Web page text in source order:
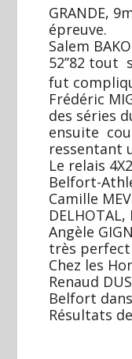
GRANDE,
épreuve.
Salem
52’’82 tout
fut
Frédéric
des séries
ensuite
ressentant
Le relais
Belfort-
Camille
Angèle
très
Chez les
Renaud
Belfort
Résultats